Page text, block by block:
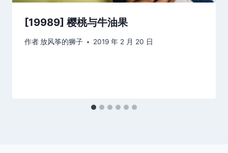
[19989] 樱桃与牛油果
作者 放风筝的狮子 2019 年 2 月 20 日